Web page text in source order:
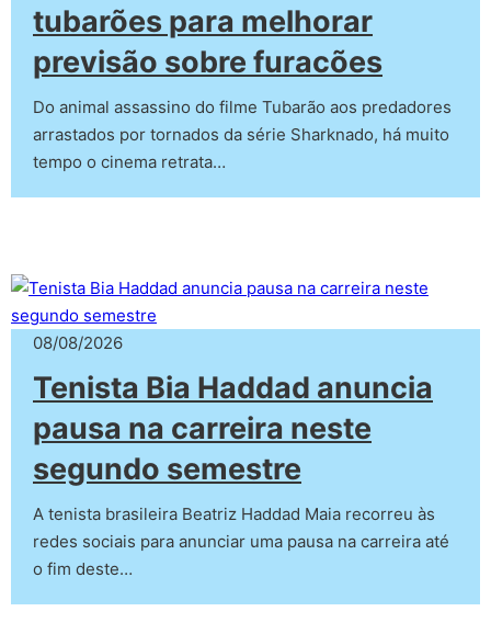
tubarões para melhorar
previsão sobre furacões
Do animal assassino do filme Tubarão aos predadores
arrastados por tornados da série Sharknado, há muito
tempo o cinema retrata…
08/08/2026
Tenista Bia Haddad anuncia
pausa na carreira neste
segundo semestre
A tenista brasileira Beatriz Haddad Maia recorreu às
redes sociais para anunciar uma pausa na carreira até
o fim deste…